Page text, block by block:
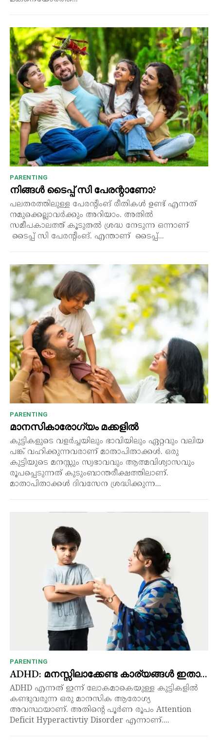
PARENTING
നിങ്ങൾ ടൈപ്പ് സി പേരന്റാണോ?
പലതരത്തിലുള്ള പേരന്റിംങ് രീതികൾ ഉണ്ട് എന്നത്
നമുക്കെല്ലാവർക്കും അറിയാം. അതിൽ
സമീപകാലത്ത് കൂടുതൽ ശ്രദ്ധ നേടുന്ന ഒന്നാണ്
ടൈപ്പ് സി പേരന്റിംങ്. എന്താണ് ടൈപ്പ്...
PARENTING
മാനസികാരോഗ്യം മക്കളിൽ
കുട്ടികളുടെ വളർച്ചയിലും ഭാവിയിലും ഏറ്റവും വലിയ
പങ്ക് വഹിക്കുന്നവരാണ് മാതാപിതാക്കൾ. ഒരു
കുട്ടിയുടെ മനസ്സും സ്വഭാവവും ആത്മവിശ്വാസവും
രൂപപ്പെടുന്നത് കുടുംബാന്തരീക്ഷത്തിലാണ്.
മാതാപിതാക്കൾ ദിവസേന ശ്രദ്ധിക്കുന്ന...
PARENTING
ADHD: മനസ്സിലാക്കേണ്ട കാര്യങ്ങൾ ഇതാ…
ADHD എന്നത് ഇന്ന് ലോകമാകെയുള്ള കുട്ടികളിൽ
കണ്ടുവരുന്ന ഒരു മാനസിക ആരോഗ്യ
അവസ്ഥയാണ്. അതിന്റെ പൂർണ രൂപം Attention
Deficit Hyperactivtiy Disorder എന്നാണ്....